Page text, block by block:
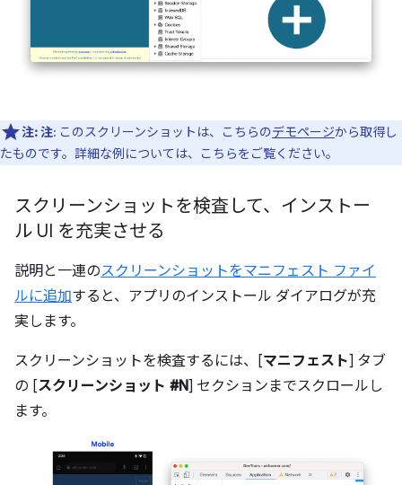
注:注: このスクリーンショットは、こちらのデモページから取得し
たものです。詳細な例については、こちらをご覧ください。
スクリーンショットを検査して、インストー
ル UI を充実させる
説明と一連のスクリーンショットをマニフェスト ファイ
ルに追加すると、アプリのインストール ダイアログが充
実します。
スクリーンショットを検査するには、[マニフェスト] タブ
の [スクリーンショット #N] セクションまでスクロールし
ます。